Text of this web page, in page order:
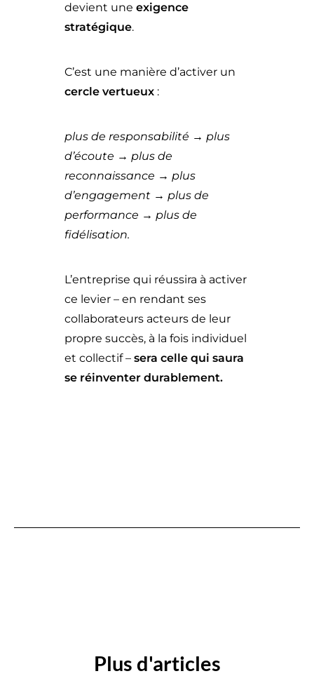
devient une exigence
stratégique.
C’est une manière d’activer un
cercle vertueux :
plus de responsabilité → plus
d’écoute → plus de
reconnaissance → plus
d’engagement → plus de
performance → plus de
fidélisation.
L’entreprise qui réussira à activer
ce levier – en rendant ses
collaborateurs acteurs de leur
propre succès, à la fois individuel
et collectif – sera celle qui saura
se réinventer durablement.
Plus d'articles